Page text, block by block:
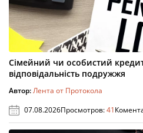
Сімейний чи особистий
відповідальність подружжя
Автор:Лента от Протокола
07.08.2026Просмотров:41